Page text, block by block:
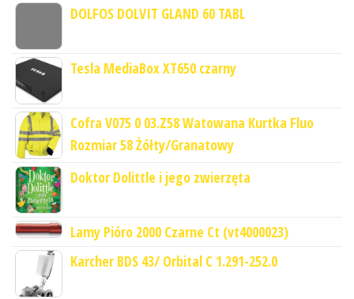
DOLFOS DOLVIT GLAND 60 TABL
Tesla MediaBox XT650 czarny
Cofra V075 0 03.Z58 Watowana Kurtka Fluo
Rozmiar 58 Żółty/Granatowy
Doktor Dolittle i jego zwierzęta
Lamy Pióro 2000 Czarne Ct (vt4000023)
Karcher BDS 43/ Orbital C 1.291-252.0